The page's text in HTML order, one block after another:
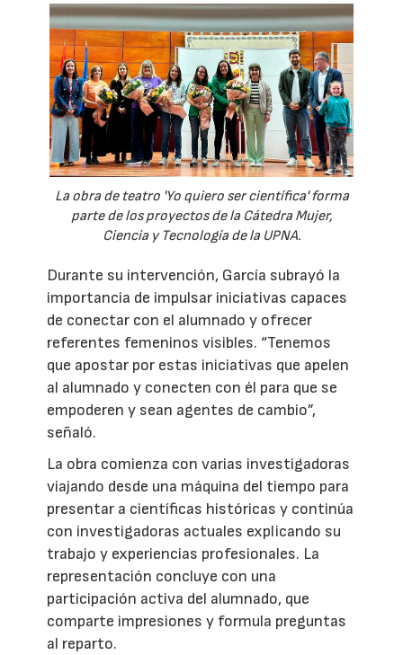
La obra de teatro 'Yo quiero ser científica' forma
parte de los proyectos de la Cátedra Mujer,
Ciencia y Tecnología de la UPNA.
Durante su intervención, García subrayó la
importancia de impulsar iniciativas capaces
de conectar con el alumnado y ofrecer
referentes femeninos visibles. “Tenemos
que apostar por estas iniciativas que apelen
al alumnado y conecten con él para que se
empoderen y sean agentes de cambio”,
señaló.
La obra comienza con varias investigadoras
viajando desde una máquina del tiempo para
presentar a científicas históricas y continúa
con investigadoras actuales explicando su
trabajo y experiencias profesionales. La
representación concluye con una
participación activa del alumnado, que
comparte impresiones y formula preguntas
al reparto.